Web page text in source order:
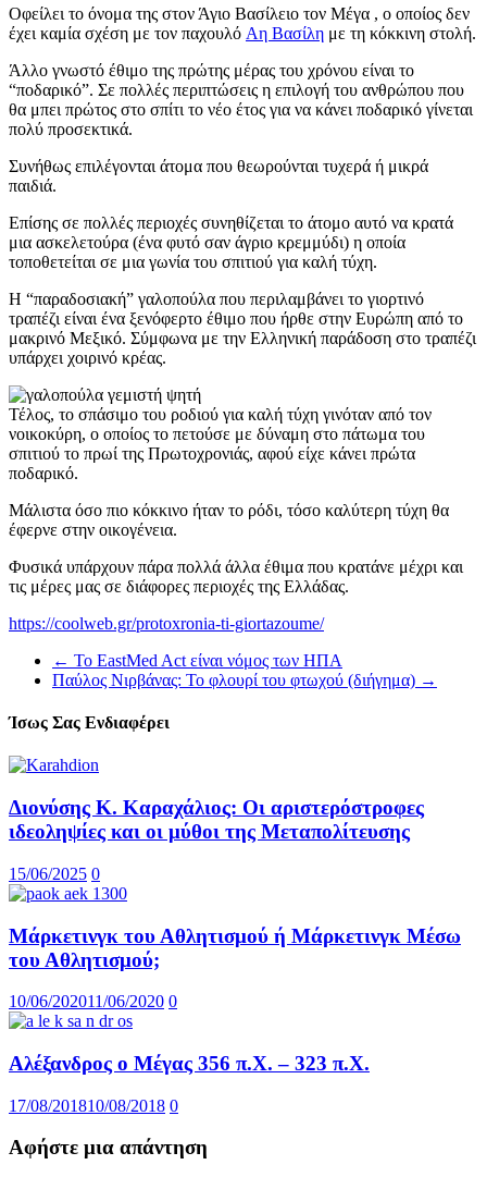
Οφείλει το όνομα της στον Άγιο Βασίλειο τον Μέγα , ο οποίος δεν
έχει καμία σχέση με τον παχουλό Αη Βασίλη με τη κόκκινη στολή.
Άλλο γνωστό έθιμο της πρώτης μέρας του χρόνου είναι το
“ποδαρικό”. Σε πολλές περιπτώσεις η επιλογή του ανθρώπου που
θα μπει πρώτος στο σπίτι το νέο έτος για να κάνει ποδαρικό γίνεται
πολύ προσεκτικά.
Συνήθως επιλέγονται άτομα που θεωρούνται τυχερά ή μικρά
παιδιά.
Επίσης σε πολλές περιοχές συνηθίζεται το άτομο αυτό να κρατά
μια ασκελετούρα (ένα φυτό σαν άγριο κρεμμύδι) η οποία
τοποθετείται σε μια γωνία του σπιτιού για καλή τύχη.
Η “παραδοσιακή” γαλοπούλα που περιλαμβάνει το γιορτινό
τραπέζι είναι ένα ξενόφερτο έθιμο που ήρθε στην Ευρώπη από το
μακρινό Μεξικό. Σύμφωνα με την Ελληνική παράδοση στο τραπέζι
υπάρχει χοιρινό κρέας.
Τέλος, το σπάσιμο του ροδιού για καλή τύχη γινόταν από τον
νοικοκύρη, ο οποίος το πετούσε με δύναμη στο πάτωμα του
σπιτιού το πρωί της Πρωτοχρονιάς, αφού είχε κάνει πρώτα
ποδαρικό.
Μάλιστα όσο πιο κόκκινο ήταν το ρόδι, τόσο καλύτερη τύχη θα
έφερνε στην οικογένεια.
Φυσικά υπάρχουν πάρα πολλά άλλα έθιμα που κρατάνε μέχρι και
τις μέρες μας σε διάφορες περιοχές της Ελλάδας.
https://coolweb.gr/protoxronia-ti-giortazoume/
← Το EastMed Act είναι νόμος των ΗΠΑ
Παύλος Νιρβάνας: Το φλουρί του φτωχού (διήγημα) →
Ίσως Σας Ενδιαφέρει
Διονύσης Κ. Καραχάλιος: Οι αριστερόστροφες
ιδεοληψίες και οι μύθοι της Μεταπολίτευσης
15/06/2025 0
Μάρκετινγκ του Αθλητισμού ή Μάρκετινγκ Μέσω
του Αθλητισμού;
10/06/202011/06/2020 0
Αλέξανδρος ο Μέγας 356 π.Χ. – 323 π.Χ.
17/08/201810/08/2018 0
Αφήστε μια απάντηση